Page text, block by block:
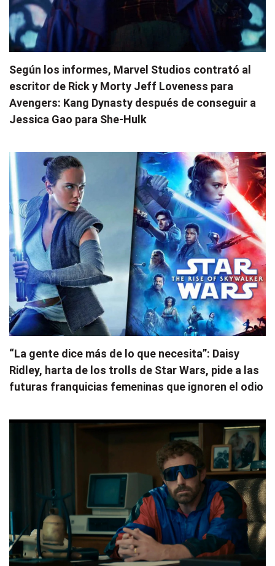
Según los informes, Marvel Studios contrató al
escritor de Rick y Morty Jeff Loveness para
Avengers: Kang Dynasty después de conseguir a
Jessica Gao para She-Hulk
“La gente dice más de lo que necesita”: Daisy
Ridley, harta de los trolls de Star Wars, pide a las
futuras franquicias femeninas que ignoren el odio